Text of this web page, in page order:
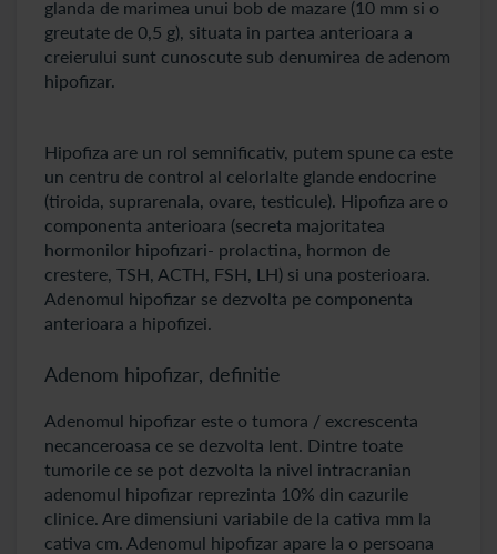
glanda de marimea unui bob de mazare (10 mm si o
greutate de 0,5 g), situata in partea anterioara a
creierului sunt cunoscute sub denumirea de adenom
hipofizar.
Hipofiza are un rol semnificativ, putem spune ca este
un centru de control al celorlalte glande endocrine
(tiroida, suprarenala, ovare, testicule). Hipofiza are o
componenta anterioara (secreta majoritatea
hormonilor hipofizari- prolactina, hormon de
crestere, TSH, ACTH, FSH, LH) si una posterioara.
Adenomul hipofizar se dezvolta pe componenta
anterioara a hipofizei.
Adenom hipofizar, definitie
Adenomul hipofizar este o tumora / excrescenta
necanceroasa ce se dezvolta lent. Dintre toate
tumorile ce se pot dezvolta la nivel intracranian
adenomul hipofizar reprezinta 10% din cazurile
clinice. Are dimensiuni variabile de la cativa mm la
cativa cm. Adenomul hipofizar apare la o persoana